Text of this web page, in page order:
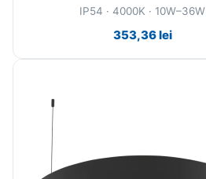
IP54 · 4000K · 10W–36W
353,36lei